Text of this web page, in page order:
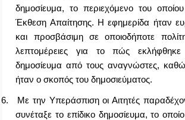
δημοσίευμα, το περιεχόμενο του
Έκθεση Απαίτησης. Η εφημερίδα ήταν
και προσβάσιμη σε οποιοδήποτε
λεπτομέρειες για το πώς εκλήφθηκε
δημοσίευμα από τους αναγνώστες,
ήταν ο σκοπός του δημοσιεύματος.
6.
Με την Υπεράσπιση οι Αιτητές
συνέταξε το επίδικο δημοσίευμα, το